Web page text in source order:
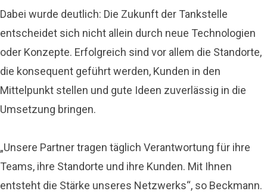
Dabei wurde deutlich: Die Zukunft der Tankstelle
entscheidet sich nicht allein durch neue Technologien
oder Konzepte. Erfolgreich sind vor allem die Standorte,
die konsequent geführt werden, Kunden in den
Mittelpunkt stellen und gute Ideen zuverlässig in die
Umsetzung bringen.
„Unsere Partner tragen täglich Verantwortung für ihre
Teams, ihre Standorte und ihre Kunden. Mit Ihnen
entsteht die Stärke unseres Netzwerks“, so Beckmann.